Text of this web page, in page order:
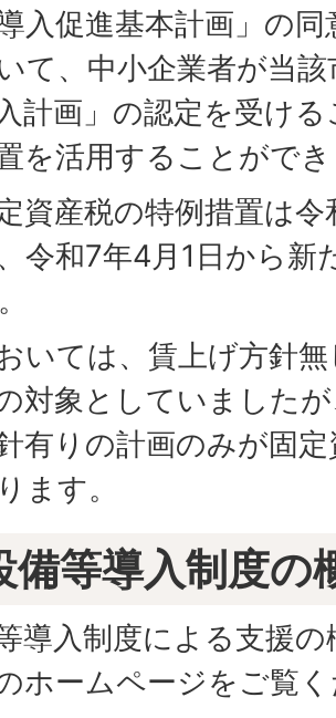
入促進基本計画」の
て、中小企業者が当
計画」の認定を受け
を活用することがで
資産税の特例措置は
令和7年4月1日から新
いては、賃上げ方針
対象としていました
有りの計画のみが固
ます。
備等導入制度の
導入制度による支援
ホームページをご覧